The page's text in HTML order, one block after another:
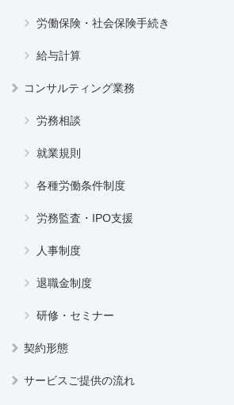
労働保険・社会保険手続き
給与計算
コンサルティング業務
労務相談
就業規則
各種労働条件制度
労務監査・IPO支援
人事制度
退職金制度
研修・セミナー
契約形態
サービスご提供の流れ